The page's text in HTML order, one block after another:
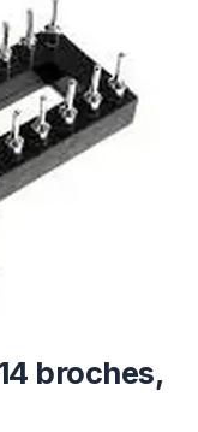
broches,